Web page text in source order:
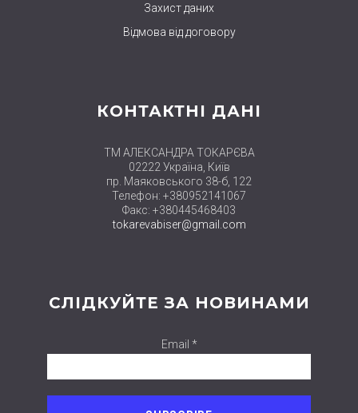
Захист даних
Відмова від договору
КОНТАКТНІ ДАНІ
ТМ АЛЕКСАНДРА ТОКАРЄВА
02222 Україна, Київ
пр. Маяковського 38-б, 122
Телефон: +380952141067
Факс: +380445468403
tokarevabiser@gmail.com
СЛІДКУЙТЕ ЗА НОВИНАМИ
Email *